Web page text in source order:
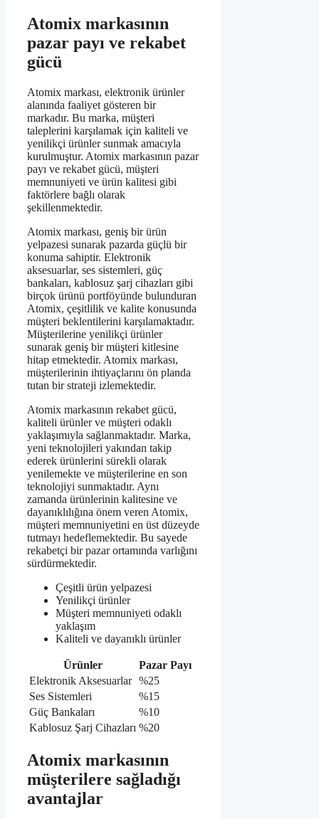
Atomix markasının
pazar payı ve rekabet
gücü
Atomix markası, elektronik ürünler
alanında faaliyet gösteren bir
markadır. Bu marka, müşteri
taleplerini karşılamak için kaliteli ve
yenilikçi ürünler sunmak amacıyla
kurulmuştur. Atomix markasının pazar
payı ve rekabet gücü, müşteri
memnuniyeti ve ürün kalitesi gibi
faktörlere bağlı olarak
şekillenmektedir.
Atomix markası, geniş bir ürün
yelpazesi sunarak pazarda güçlü bir
konuma sahiptir. Elektronik
aksesuarlar, ses sistemleri, güç
bankaları, kablosuz şarj cihazları gibi
birçok ürünü portföyünde bulunduran
Atomix, çeşitlilik ve kalite konusunda
müşteri beklentilerini karşılamaktadır.
Müşterilerine yenilikçi ürünler
sunarak geniş bir müşteri kitlesine
hitap etmektedir. Atomix markası,
müşterilerinin ihtiyaçlarını ön planda
tutan bir strateji izlemektedir.
Atomix markasının rekabet gücü,
kaliteli ürünler ve müşteri odaklı
yaklaşımıyla sağlanmaktadır. Marka,
yeni teknolojileri yakından takip
ederek ürünlerini sürekli olarak
yenilemekte ve müşterilerine en son
teknolojiyi sunmaktadır. Aynı
zamanda ürünlerinin kalitesine ve
dayanıklılığına önem veren Atomix,
müşteri memnuniyetini en üst düzeyde
tutmayı hedeflemektedir. Bu sayede
rekabetçi bir pazar ortamında varlığını
sürdürmektedir.
Çeşitli ürün yelpazesi
Yenilikçi ürünler
Müşteri memnuniyeti odaklı
yaklaşım
Kaliteli ve dayanıklı ürünler
Ürünler
Pazar Payı
Elektronik Aksesuarlar %25
Ses Sistemleri
%15
Güç Bankaları
%10
Kablosuz Şarj Cihazları %20
Atomix markasının
müşterilere sağladığı
avantajlar